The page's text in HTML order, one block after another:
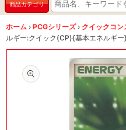
商品カテゴリ
ホーム › PCGシリーズ › クイックコン
ルギー:クイック(CP){基本エネルギ